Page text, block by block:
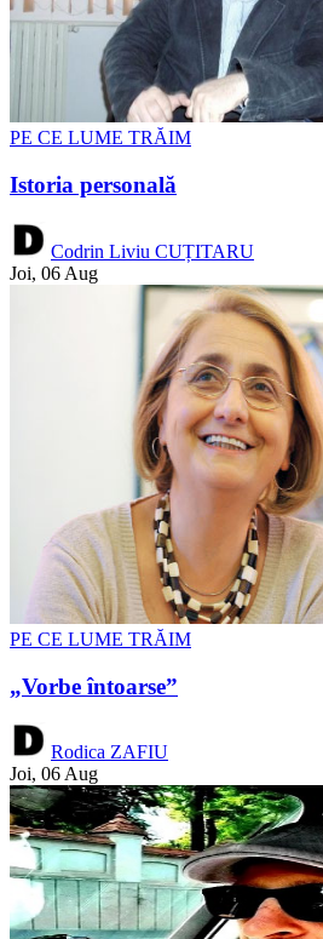
PE CE LUME TRĂIM
Istoria personală
Codrin Liviu CUȚITARU
Joi, 06 Aug
PE CE LUME TRĂIM
„Vorbe întoarse”
Rodica ZAFIU
Joi, 06 Aug